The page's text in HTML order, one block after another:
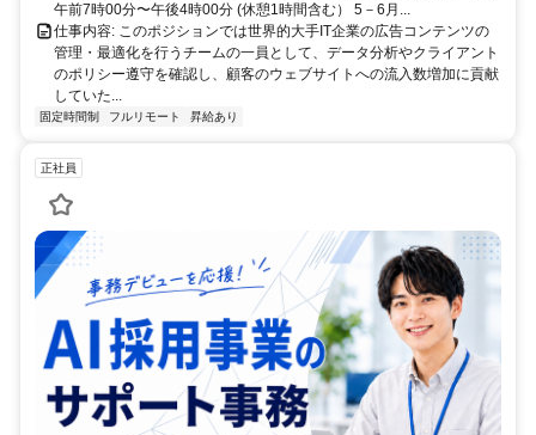
午前7時00分〜午後4時00分 (休憩1時間含む） 5－6月...
仕事内容: このポジションでは世界的大手IT企業の広告コンテンツの
管理・最適化を行うチームの一員として、データ分析やクライアント
のポリシー遵守を確認し、顧客のウェブサイトへの流入数増加に貢献
していた...
固定時間制 フルリモート 昇給あり
正社員